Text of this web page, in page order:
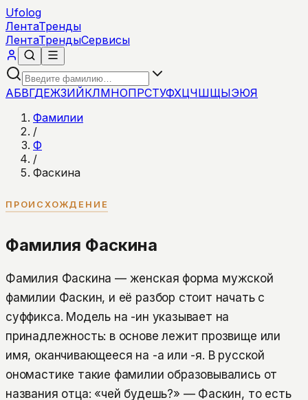
Ufolog
ЛентаТренды
ЛентаТрендыСервисы
АБВГДЕЖЗИЙКЛМНОПРСТУФХЦЧШЩЫЭЮЯ
Фамилии
/
Ф
/
Фаскина
ПРОИСХОЖДЕНИЕ
Фамилия Фаскина
Фамилия Фаскина — женская форма мужской
фамилии Фаскин, и её разбор стоит начать с
суффикса. Модель на -ин указывает на
принадлежность: в основе лежит прозвище или
имя, оканчивающееся на -а или -я. В русской
ономастике такие фамилии образовывались от
названия отца: «чей будешь?» — Фаскин, то есть